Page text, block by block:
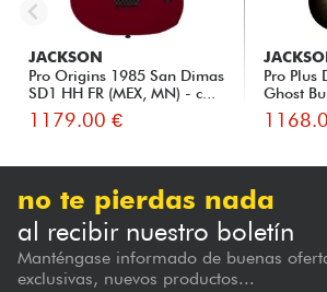
JACKSON
Pro Origins 1985 San Dimas
SD1 HH FR (MEX, MN) - c...
1179.00 €
Pro Plus
Ghost
no te pierdas nada
al recibir nuestro boletín
Manténgase informado de buenas
exclusivas, nuevos productos...